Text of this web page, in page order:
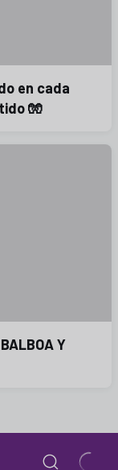
en cada
🧤
Y